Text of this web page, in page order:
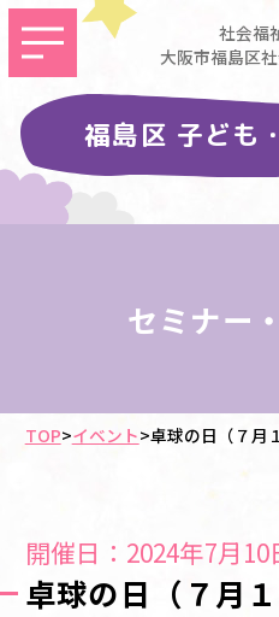
社会福
大阪市福島区
福島区 子ども
セミナー
TOP>イベント>卓球の日（７月
開催日：2024年7月10
卓球の日（７月１